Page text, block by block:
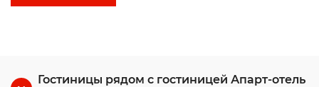
Гостиницы рядом с гостиницей Апарт-отель